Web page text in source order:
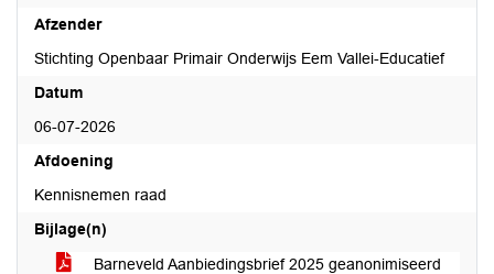
Afzender
Stichting Openbaar Primair Onderwijs Eem Vallei-Educatief
Datum
06-07-2026
Afdoening
Kennisnemen raad
Bijlage(n)
Barneveld Aanbiedingsbrief 2025 geanonimiseerd